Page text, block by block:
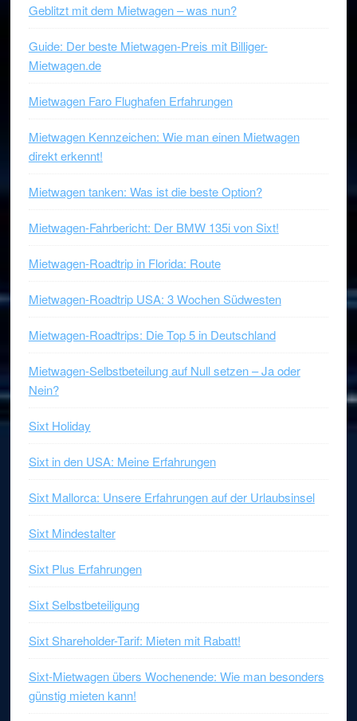
Geblitzt mit dem Mietwagen – was nun?
Guide: Der beste Mietwagen-Preis mit Billiger-
Mietwagen.de
Mietwagen Faro Flughafen Erfahrungen
Mietwagen Kennzeichen: Wie man einen Mietwagen
direkt erkennt!
Mietwagen tanken: Was ist die beste Option?
Mietwagen-Fahrbericht: Der BMW 135i von Sixt!
Mietwagen-Roadtrip in Florida: Route
Mietwagen-Roadtrip USA: 3 Wochen Südwesten
Mietwagen-Roadtrips: Die Top 5 in Deutschland
Mietwagen-Selbstbeteilung auf Null setzen – Ja oder
Nein?
Sixt Holiday
Sixt in den USA: Meine Erfahrungen
Sixt Mallorca: Unsere Erfahrungen auf der Urlaubsinsel
Sixt Mindestalter
Sixt Plus Erfahrungen
Sixt Selbstbeteiligung
Sixt Shareholder-Tarif: Mieten mit Rabatt!
Sixt-Mietwagen übers Wochenende: Wie man besonders
günstig mieten kann!